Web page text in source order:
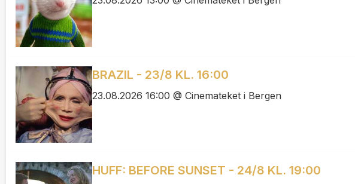
BRAZIL - 23/8 KL. 16:00
23.08.2026 16:00 @ Cinemateket i Bergen
HUFF: BEFORE SUNSET - 24/8 KL. 19:00